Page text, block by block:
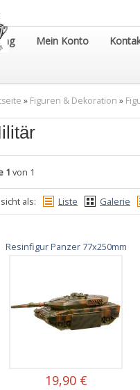
Mein Konto
» Figuren & Dekoration »
1 von 1
als: Liste Galerie
Resinfigur Panzer 77x250mm
19,90 €